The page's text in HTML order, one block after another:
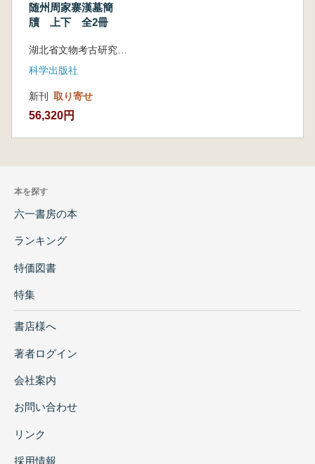
随州周家寨漢墓簡
牘 上下 全2冊
科学出版社
新刊 取り寄せ
56,320円
本を探す
六一書房の本
ランキング
特価図書
特集
書店様へ
著者ログイン
会社案内
お問い合わせ
リンク
採用情報